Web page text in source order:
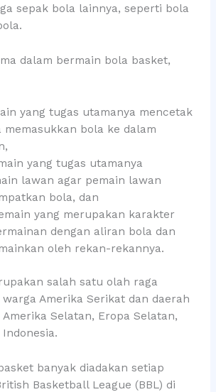
sepak bola lainnya, seperti bola
dalam bermain bola basket,
yang tugas utamanya mencetak
memasukkan bola ke dalam
yang tugas utamanya
lawan agar pemain lawan
bola, dan
yang merupakan karakter
dengan aliran bola dan
oleh rekan-rekannya.
salah satu olah raga
Amerika Serikat dan daerah
Selatan, Eropa Selatan,
banyak diadakan setiap
Basketball League (BBL) di